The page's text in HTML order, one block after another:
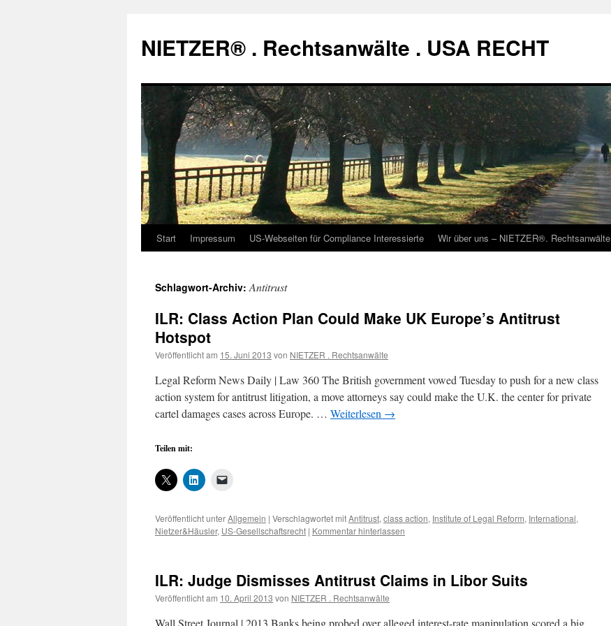
springen
NIETZER® . Rechtsanwälte . USA RECHT
Start Impressum US-Webseiten für Compliance Interessierte Wir über uns – NIETZER®. Rechtsanwälte
Schlagwort-Archiv:Antitrust
ILR: Class Action Plan Could Make UK Europe’s Antitrust
Hotspot
Veröffentlicht am 15. Juni 2013 von NIETZER . Rechtsanwälte
Legal Reform News Daily | Law 360 The British government vowed Tuesday to push for a new class
action system for antitrust litigation, a move attorneys say could make the U.K. the center for private
cartel damages cases across Europe. … Weiterlesen →
Teilen mit:
Veröffentlicht unterAllgemein | Verschlagwortet mitAntitrust, class action, Institute of Legal Reform, International,
Nietzer&Häusler, US-Gesellschaftsrecht | Kommentar hinterlassen
ILR: Judge Dismisses Antitrust Claims in Libor Suits
Veröffentlicht am 10. April 2013 von NIETZER . Rechtsanwälte
Wall Street Journal | 2013 Banks being probed over alleged interest-rate manipulation scored a big